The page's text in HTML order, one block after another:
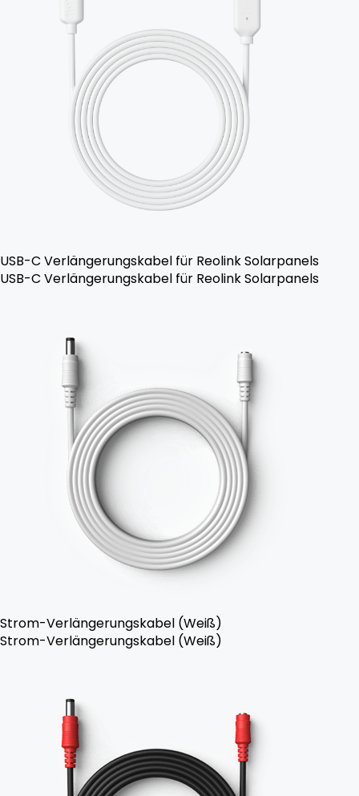
USB-C Verlängerungskabel für Reolink Solarpanels
USB-C Verlängerungskabel für Reolink Solarpanels
Strom-Verlängerungskabel (Weiß)
Strom-Verlängerungskabel (Weiß)